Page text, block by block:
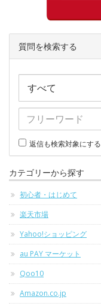
質問を検索する
返信も検索対象にする
カテゴリーから探す
初心者・はじめて
楽天市場
Yahoo!ショッピング
au PAY マーケット
Qoo10
Amazon.co.jp